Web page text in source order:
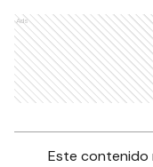
Ads
Este